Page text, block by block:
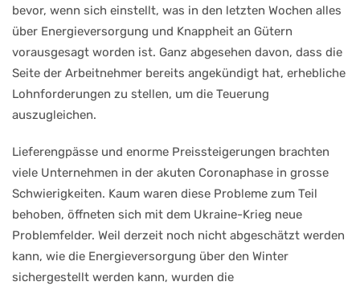
bevor, wenn sich einstellt, was in den letzten Wochen alles
über Energieversorgung und Knappheit an Gütern
vorausgesagt worden ist. Ganz abgesehen davon, dass die
Seite der Arbeitnehmer bereits angekündigt hat, erhebliche
Lohnforderungen zu stellen, um die Teuerung
auszugleichen.
Lieferengpässe und enorme Preissteigerungen brachten
viele Unternehmen in der akuten Coronaphase in grosse
Schwierigkeiten. Kaum waren diese Probleme zum Teil
behoben, öffneten sich mit dem Ukraine-Krieg neue
Problemfelder. Weil derzeit noch nicht abgeschätzt werden
kann, wie die Energieversorgung über den Winter
sichergestellt werden kann, wurden die